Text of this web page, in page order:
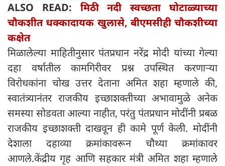
ALSO READ: मिठी नदी स्वच्छता घोटाळ्याच्या
चौकशीत धक्कादायक खुलासे, बीएमसीही चौकशीच्या
कक्षेत
मिळालेल्या माहितीनुसार पंतप्रधान नरेंद्र मोदी यांच्या गेल्या
दहा वर्षातील कामगिरीवर प्रश्न उपस्थित करणाऱ्या
विरोधकांना चोख उत्तर देताना अमित शहा म्हणाले की,
स्वातंत्र्यानंतर राजकीय इच्छाशक्तीच्या अभावामुळे अनेक
समस्या सोडवता आल्या नाहीत, परंतु पंतप्रधान मोदींनी प्रबळ
राजकीय इच्छाशक्ती दाखवून ही कामे पूर्ण केली. मोदींनी
देशाला दहाव्या क्रमांकावरून चौथ्या क्रमांकावर
आणले.केंद्रीय गृह आणि सहकार मंत्री अमित शहा म्हणाले